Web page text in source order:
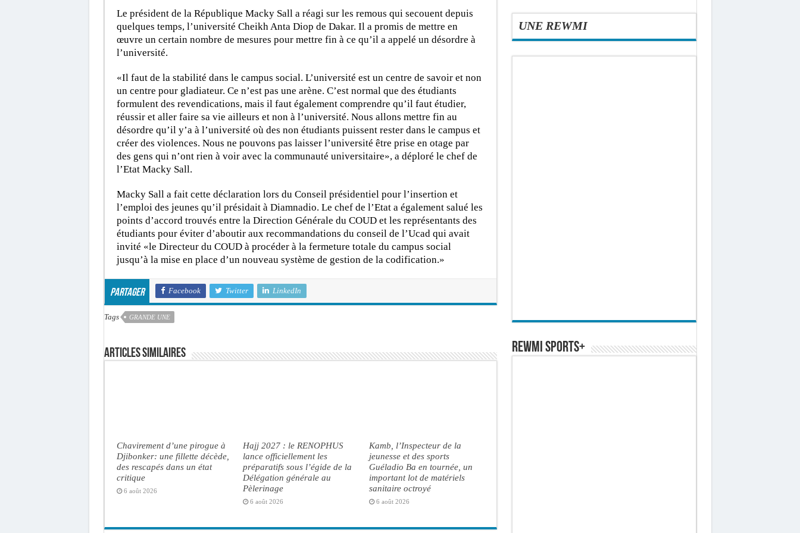
Le président de la République Macky Sall a réagi sur les remous qui secouent depuis
quelques temps, l’université Cheikh Anta Diop de Dakar. Il a promis de mettre en
œuvre un certain nombre de mesures pour mettre fin à ce qu’il a appelé un désordre à
l’université.
«Il faut de la stabilité dans le campus social. L’université est un centre de savoir et non
un centre pour gladiateur. Ce n’est pas une arène. C’est normal que des étudiants
formulent des revendications, mais il faut également comprendre qu’il faut étudier,
réussir et aller faire sa vie ailleurs et non à l’université. Nous allons mettre fin au
désordre qu’il y’a à l’université où des non étudiants puissent rester dans le campus et
créer des violences. Nous ne pouvons pas laisser l’université être prise en otage par
des gens qui n’ont rien à voir avec la communauté universitaire», a déploré le chef de
l’Etat Macky Sall.
Macky Sall a fait cette déclaration lors du Conseil présidentiel pour l’insertion et
l’emploi des jeunes qu’il présidait à Diamnadio. Le chef de l’Etat a également salué les
points d’accord trouvés entre la Direction Générale du COUD et les représentants des
étudiants pour éviter d’aboutir aux recommandations du conseil de l’Ucad qui avait
invité «le Directeur du COUD à procéder à la fermeture totale du campus social
jusqu’à la mise en place d’un nouveau système de gestion de la codification.»
Partager Facebook Twitter LinkedIn
Tags GRANDE UNE
Articles similaires
Chavirement d’une pirogue à
Djibonker: une fillette décède,
des rescapés dans un état
critique
6 août 2026
Hajj 2027 : le RENOPHUS
lance officiellement les
préparatifs sous l’égide de la
Délégation générale au
Pèlerinage
6 août 2026
Kamb, l’Inspecteur de la
jeunesse et des sports
Guéladio Ba en tournée, un
important lot de matériels
sanitaire octroyé
6 août 2026
UNE REWMI
REWMI SPORTS+